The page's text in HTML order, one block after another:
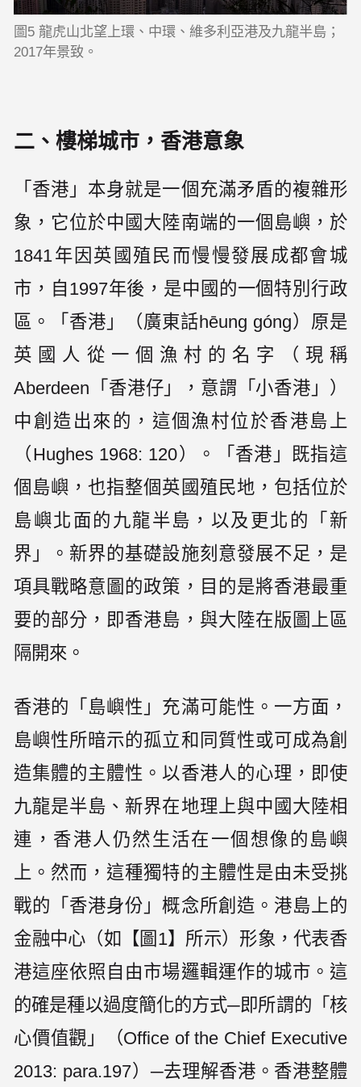
圖5 龍虎山北望上環、中環、維多利亞港及九龍半島；
2017年景致。
二、樓梯城市，香港意象
「香港」本身就是一個充滿矛盾的複雜形
象，它位於中國大陸南端的一個島嶼，於
1841年因英國殖民而慢慢發展成都會城
市，自1997年後，是中國的一個特別行政
區。「香港」（廣東話hēung góng）原是
英國人從一個漁村的名字（現稱
Aberdeen「香港仔」，意謂「小香港」）
中創造出來的，這個漁村位於香港島上
（Hughes 1968: 120）。「香港」既指這
個島嶼，也指整個英國殖民地，包括位於
島嶼北面的九龍半島，以及更北的「新
界」。新界的基礎設施刻意發展不足，是
項具戰略意圖的政策，目的是將香港最重
要的部分，即香港島，與大陸在版圖上區
隔開來。
香港的「島嶼性」充滿可能性。一方面，
島嶼性所暗示的孤立和同質性或可成為創
造集體的主體性。以香港人的心理，即使
九龍是半島、新界在地理上與中國大陸相
連，香港人仍然生活在一個想像的島嶼
上。然而，這種獨特的主體性是由未受挑
戰的「香港身份」概念所創造。港島上的
金融中心（如【圖1】所示）形象，代表香
港這座依照自由市場邏輯運作的城市。這
的確是種以過度簡化的方式─即所謂的「核
心價值觀」（Office of the Chief Executive
2013: para.197）─去理解香港。香港整體